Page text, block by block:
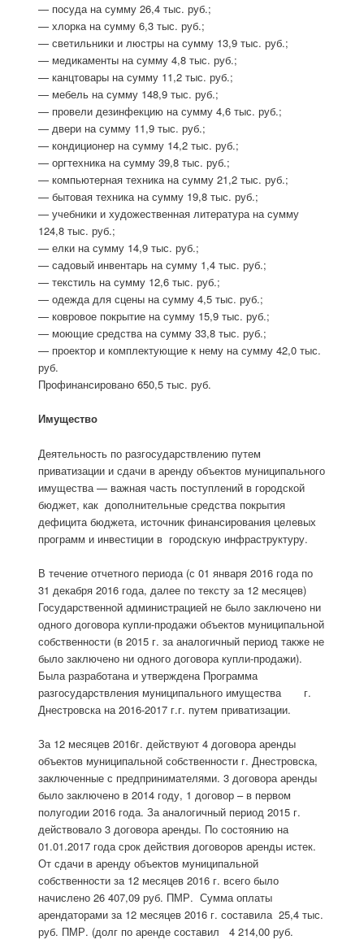
— посуда на сумму 26,4 тыс. руб.;
— хлорка на сумму 6,3 тыс. руб.;
— светильники и люстры на сумму 13,9 тыс. руб.;
— медикаменты на сумму 4,8 тыс. руб.;
— канцтовары на сумму 11,2 тыс. руб.;
— мебель на сумму 148,9 тыс. руб.;
— провели дезинфекцию на сумму 4,6 тыс. руб.;
— двери на сумму 11,9 тыс. руб.;
— кондиционер на сумму 14,2 тыс. руб.;
— оргтехника на сумму 39,8 тыс. руб.;
— компьютерная техника на сумму 21,2 тыс. руб.;
— бытовая техника на сумму 19,8 тыс. руб.;
— учебники и художественная литература на сумму
124,8 тыс. руб.;
— елки на сумму 14,9 тыс. руб.;
— садовый инвентарь на сумму 1,4 тыс. руб.;
— текстиль на сумму 12,6 тыс. руб.;
— одежда для сцены на сумму 4,5 тыс. руб.;
— ковровое покрытие на сумму 15,9 тыс. руб.;
— моющие средства на сумму 33,8 тыс. руб.;
— проектор и комплектующие к нему на сумму 42,0 тыс.
руб.
Профинансировано 650,5 тыс. руб.
Имущество
Деятельность по разгосударствлению путем
приватизации и сдачи в аренду объектов муниципального
имущества — важная часть поступлений в городской
бюджет, как дополнительные средства покрытия
дефицита бюджета, источник финансирования целевых
программ и инвестиции в городскую инфраструктуру.
В течение отчетного периода (с 01 января 2016 года по
31 декабря 2016 года, далее по тексту за 12 месяцев)
Государственной администрацией не было заключено ни
одного договора купли-продажи объектов муниципальной
собственности (в 2015 г. за аналогичный период также не
было заключено ни одного договора купли-продажи).
Была разработана и утверждена Программа
разгосударствления муниципального имущества г.
Днестровска на 2016-2017 г.г. путем приватизации.
За 12 месяцев 2016г. действуют 4 договора аренды
объектов муниципальной собственности г. Днестровска,
заключенные с предпринимателями. 3 договора аренды
было заключено в 2014 году, 1 договор – в первом
полугодии 2016 года. За аналогичный период 2015 г.
действовало 3 договора аренды. По состоянию на
01.01.2017 года срок действия договоров аренды истек.
От сдачи в аренду объектов муниципальной
собственности за 12 месяцев 2016 г. всего было
начислено 26 407,09 руб. ПМР. Сумма оплаты
арендаторами за 12 месяцев 2016 г. составила 25,4 тыс.
руб. ПМР. (долг по аренде составил 4 214,00 руб.